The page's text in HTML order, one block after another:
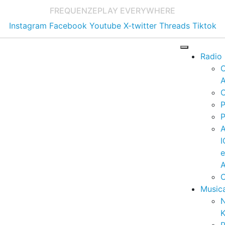
FREQUENZEPLAY EVERYWHERE
Instagram Facebook Youtube X-twitter Threads Tiktok
Radio
e